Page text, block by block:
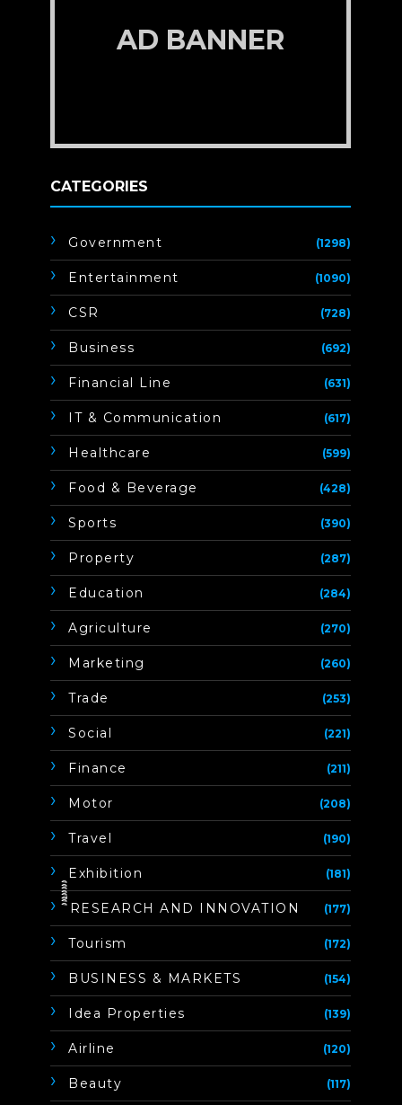
AD BANNER
CATEGORIES
Government (1298)
Entertainment (1090)
CSR (728)
Business (692)
Financial Line (631)
IT & Communication (617)
Healthcare (599)
Food & Beverage (428)
Sports (390)
Property (287)
Education (284)
Agriculture (270)
Marketing (260)
Trade (253)
Social (221)
Finance (211)
Motor (208)
Travel (190)
Exhibition (181)
ิิีิิิิิRESEARCH AND INNOVATION (177)
Tourism (172)
BUSINESS & MARKETS (154)
Idea Properties (139)
Airline (120)
Beauty (117)